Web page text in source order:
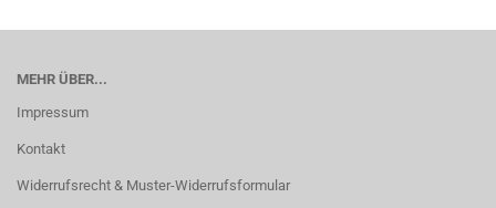
MEHR ÜBER...
Impressum
Kontakt
Widerrufsrecht & Muster-Widerrufsformular